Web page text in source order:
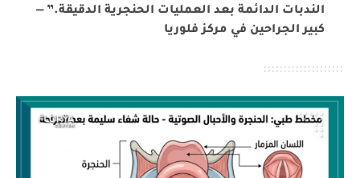
الندبات الدائمة بعد العمليات الحنجرية الدقيقة.” —
كبير الجراحين في مركز فلوريا